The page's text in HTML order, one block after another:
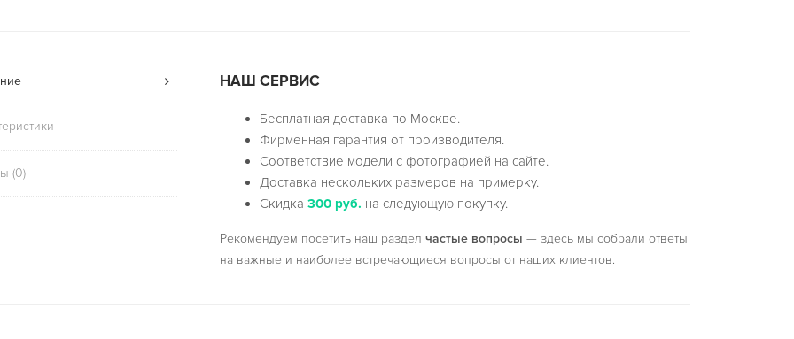
(0)
НАШ СЕРВИС
Бесплатная доставка по Москве.
Фирменная гарантия от производителя.
Соответствие модели с фотографией на сайте.
Доставка нескольких размеров на примерку.
Скидка300 руб. на следующую покупку.
Рекомендуем посетить наш разделчастые вопросы — здесь мы собрали ответы
на важные и наиболее встречающиеся вопросы от наших клиентов.